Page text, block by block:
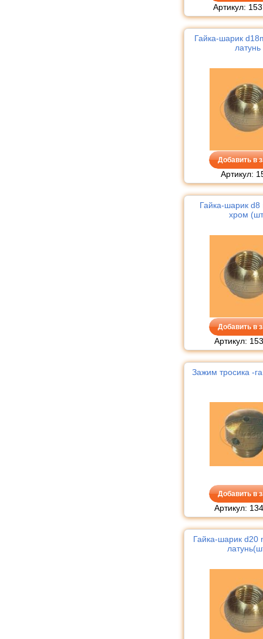
Артикул:
Гайка-шарик
латунь
Добавить в
Артикул:
Гайка-шарик
хром
Добавить в
Артикул:
Зажим тросика -
Добавить в
Артикул:
Гайка-шарик d20